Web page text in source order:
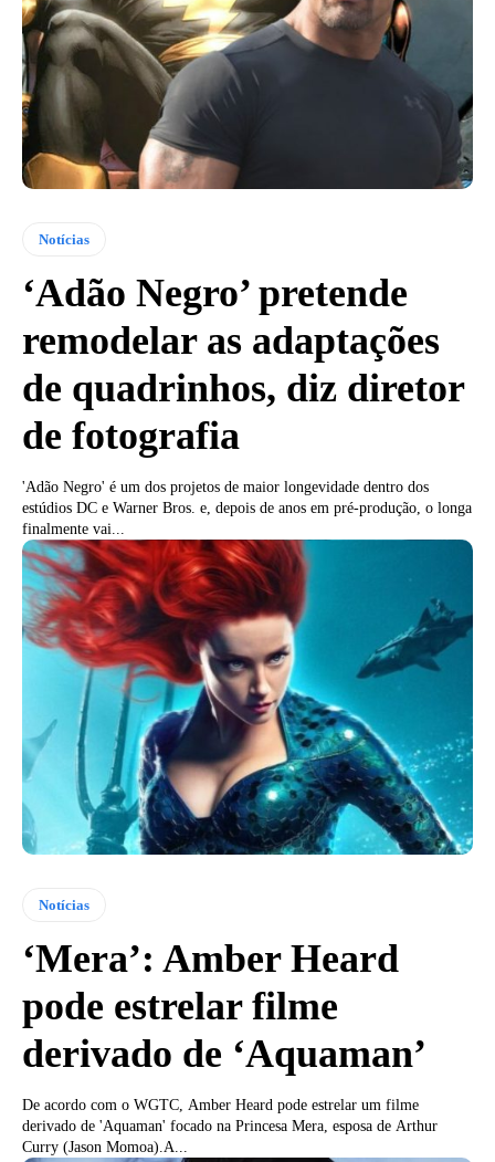
Notícias
‘Adão Negro’ pretende
remodelar as adaptações
de quadrinhos, diz diretor
de fotografia
'Adão Negro' é um dos projetos de maior longevidade dentro dos
estúdios DC e Warner Bros. e, depois de anos em pré-produção, o longa
finalmente vai...
Notícias
‘Mera’: Amber Heard
pode estrelar filme
derivado de ‘Aquaman’
De acordo com o WGTC, Amber Heard pode estrelar um filme
derivado de 'Aquaman' focado na Princesa Mera, esposa de Arthur
Curry (Jason Momoa).A...